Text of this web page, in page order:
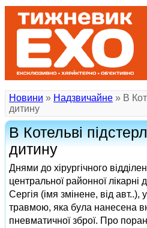
Новини » Надзвичайне » В
дитину
В Котельві
дитину
Днями до хірургічного
центральної районної лікарні
Сергія (імя змінене, від авт..),
травмою, яка була нанесена
пневматичної зброї. Про